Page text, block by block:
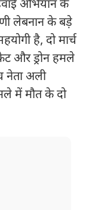
अभियान के
लेबनान के बड़े
है, दो मार्च
और ड्रोन हमले
नेता अली
में मौत के दो